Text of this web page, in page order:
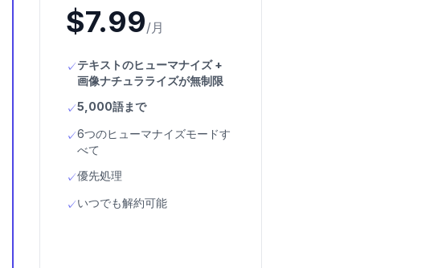
$7.99/月
✓テキストのヒューマナイズ +
画像ナチュラライズが無制限
✓5,000語まで
✓6つのヒューマナイズモードす
べて
✓優先処理
✓いつでも解約可能